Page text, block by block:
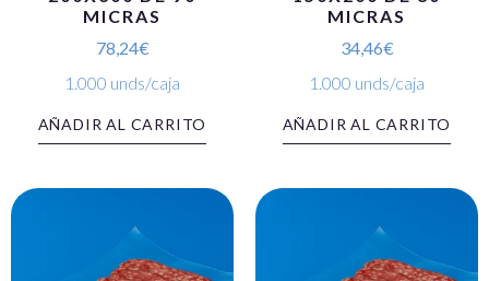
MICRAS
78,24€
1.000 unds/caja
AÑADIR AL CARRITO
MICRAS
34,46€
1.000 unds/caja
AÑADIR AL CARRITO